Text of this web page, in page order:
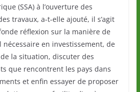
(SSA) à l’ouverture des
travaux, a-t-elle ajouté, il s’agit
réflexion sur la manière de
en investissement, de
la situation, discuter des
que rencontrent les pays dans
et enfin essayer de proposer